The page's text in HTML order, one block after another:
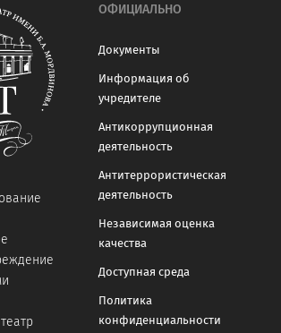
ОФИЦИАЛЬНО
Документы
Информация об
учредителе
Антикоррупционная
деятельность
Антитеррористическая
деятельность
Независимая оценка
качества
Доступная среда
Политика
конфиденциальности